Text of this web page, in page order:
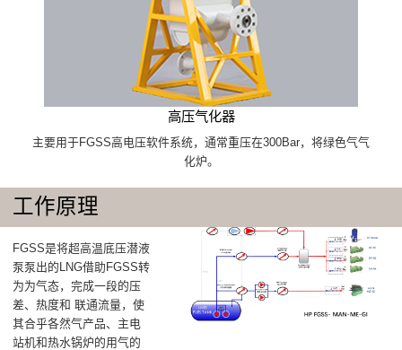
高压气化器
主要用于FGSS高电压软件系统，通常重压在300Bar，将绿色气气
化炉。
工作原理
FGSS是将超高温底压潜液
泵泵出的LNG借助FGSS转
为为气态，完成一段的压
差、热度和 联通流量，使
其合乎各然气产品、主电
站机和热水锅炉的用气的